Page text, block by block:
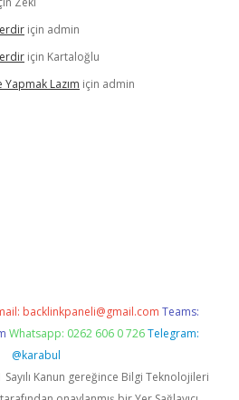
için admin
için Kartaloğlu
Lazım için admin
backlinkpaneli@gmail.com Teams:
Whatsapp: 0262 606 0 726 Telegram:
@karabul
Sayılı Kanun gereğince Bilgi Teknolojileri